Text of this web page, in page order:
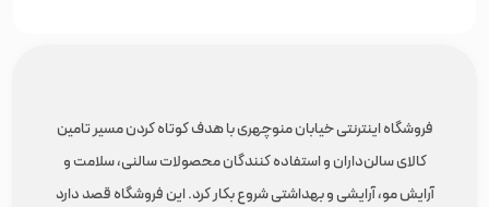
فروشگاه اینترنتی خیابان منوچهری با هدف کوتاه کردن مسیر تامین
کالای سالن‌داران و استفاده کنندگان محصولات سالنی، سلامت و
آرایش مو، آرایشی و بهداشتی شروع بکار کرد. این فروشگاه قصد دارد